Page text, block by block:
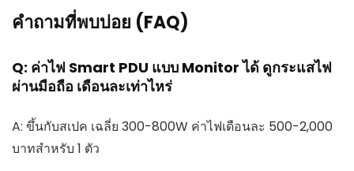
คำถามที่พบบ่อย (FAQ)
Q: ค่าไฟ Smart PDU แบบ Monitor ได้ ดูกระแสไฟ
ผ่านมือถือ เดือนละเท่าไหร่
A: ขึ้นกับสเปค เฉลี่ย 300-800W ค่าไฟเดือนละ 500-2,000
บาทสำหรับ 1 ตัว